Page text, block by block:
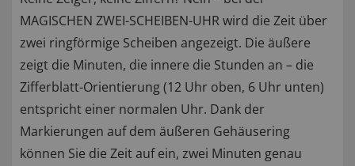
MAGISCHEN ZWEI-SCHEIBEN-UHR wird die Zeit über
zwei ringförmige Scheiben angezeigt. Die äußere
zeigt die Minuten, die innere die Stunden an – die
Zifferblatt-Orientierung (12 Uhr oben, 6 Uhr unten)
entspricht einer normalen Uhr. Dank der
Markierungen auf dem äußeren Gehäusering
können Sie die Zeit auf ein, zwei Minuten genau